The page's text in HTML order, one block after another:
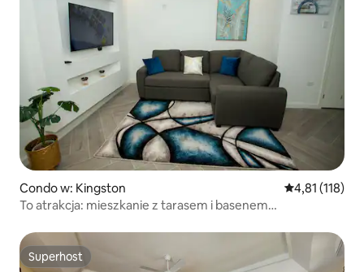
Condo w: Kingston Średnia
4,81 (118)
To atrakcja: mieszkanie z tarasem i basenem
Superhost
Superhost